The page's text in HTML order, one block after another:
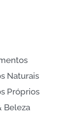
Naturais
Próprios
Beleza